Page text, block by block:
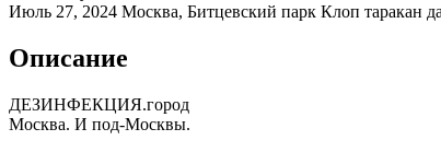
Июль 27, 2024 Москва, Битцевский парк Клоп таракан
Описание
ДЕЗИНФЕКЦИЯ.город
Москва. И под-Москвы.